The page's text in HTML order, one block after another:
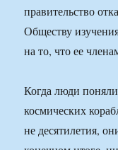
правительство
Обществу
на то, что ее
Когда люди
космических
не десятилетия,